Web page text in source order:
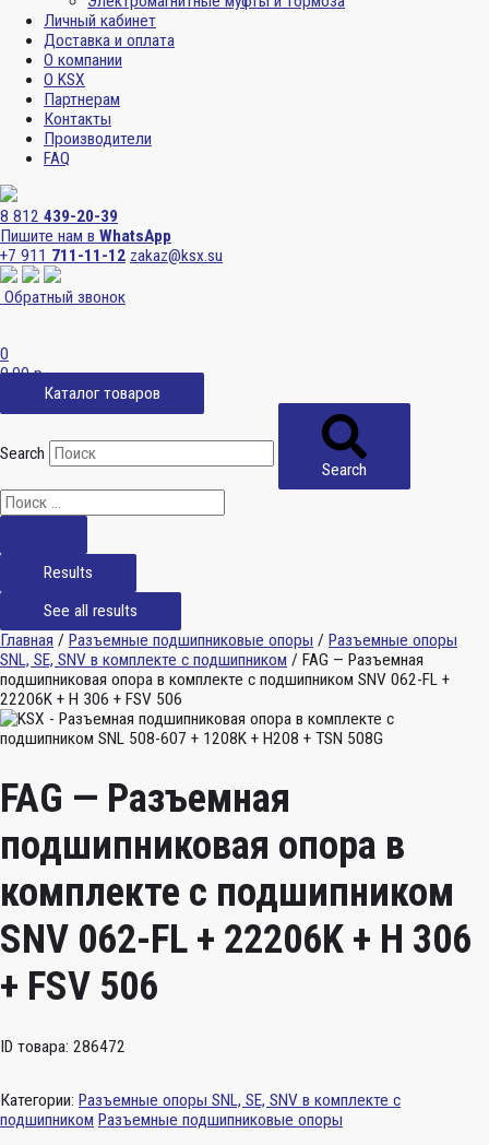
Личный кабинет
Доставка и оплата
О компании
О KSX
Партнерам
Контакты
Производители
FAQ
8 812 439-20-39
Пишите нам в WhatsApp
+7 911 711-11-12 zakaz@ksx.su
Обратный звонок
0
0,00р.
Каталог товаров
Search
Search
Results
See all results
Главная / Разъемные подшипниковые опоры / Разъемные опоры
SNL, SE, SNV в комплекте с подшипником / FAG — Разъемная
подшипниковая опора в комплекте с подшипником SNV 062-FL +
22206K + H 306 + FSV 506
FAG — Разъемная
подшипниковая опора в
комплекте с подшипником
SNV 062-FL + 22206K + H 306
+ FSV 506
ID товара: 286472
Категории: Разъемные опоры SNL, SE, SNV в комплекте с
подшипником Разъемные подшипниковые опоры